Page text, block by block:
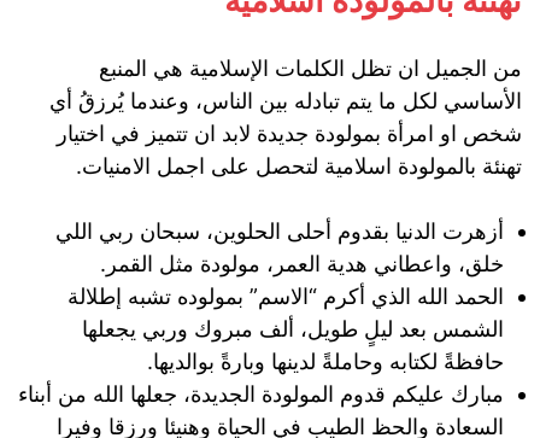
من الجميل ان تظل الكلمات الإسلامية هي المنبع
الأساسي لكل ما يتم تبادله بين الناس، وعندما يُرزقُ أي
شخص او امرأة بمولودة جديدة لابد ان تتميز في اختيار
تهنئة بالمولودة اسلامية لتحصل على اجمل الامنيات.
أزهرت الدنيا بقدوم أحلى الحلوين، سبحان ربي اللي
خلق، واعطاني هدية العمر، مولودة مثل القمر.
الحمد الله الذي أكرم “الاسم” بمولوده تشبه إطلالة
الشمس بعد ليلٍ طويل، ألف مبروك وربي يجعلها
حافظةً لكتابه وحاملةً لدينها وبارةً بوالديها.
مبارك عليكم قدوم المولودة الجديدة، جعلها الله من أبناء
السعادة والحظ الطيب في الحياة وهنيئا ورزقا وفيرا